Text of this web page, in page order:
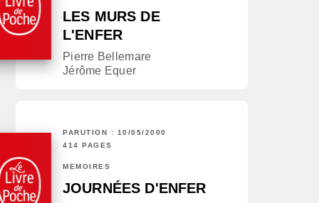
LES MURS DE
L'ENFER
Pierre Bellemare
Jérôme Equer
PARUTION : 10/05/2000
414 PAGES
MÉMOIRES
JOURNÉES D'ENFER